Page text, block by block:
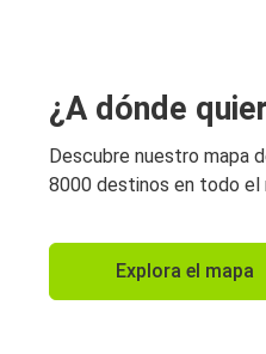
¿A dónde
Descubre nuestro mapa
8000 destinos en todo el
Explora el mapa